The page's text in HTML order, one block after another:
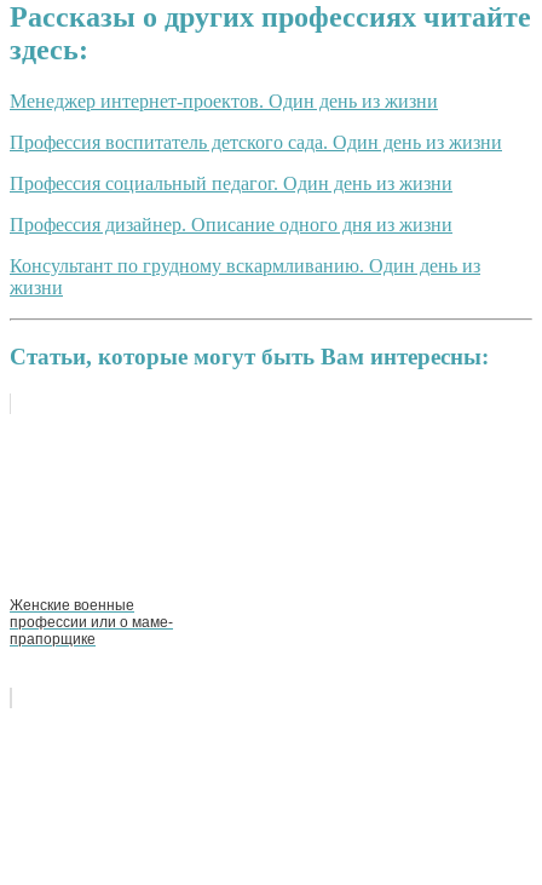
Рассказы о других профессиях читайте
здесь:
Менеджер интернет-проектов. Один день из жизни
Профессия воспитатель детского сада. Один день из жизни
Профессия социальный педагог. Один день из жизни
Профессия дизайнер. Описание одного дня из жизни
Консультант по грудному вскармливанию. Один день из
жизни
Статьи, которые могут быть Вам интересны:
Женские военные
профессии или о маме-
прапорщике